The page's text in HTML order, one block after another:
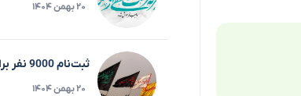
۲۰ بهمن ۱۴۰۴
ثبت‌نام 9000 نفر برای زیارت اربعین تاکنون در فارس
۲۰ بهمن ۱۴۰۴